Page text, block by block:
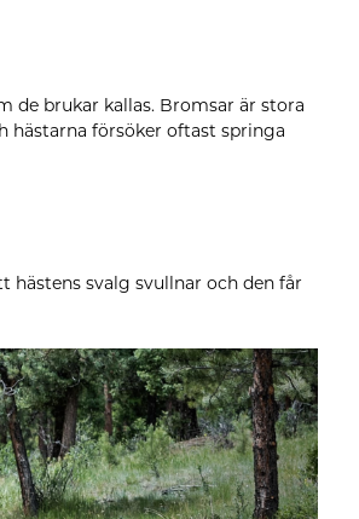
de brukar kallas. Bromsar är stora
hästarna försöker oftast springa
svalg svullnar och den får